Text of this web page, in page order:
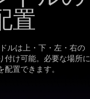
置
ルは上・下・左・右の
付け可能。必要な場所に
置できます。